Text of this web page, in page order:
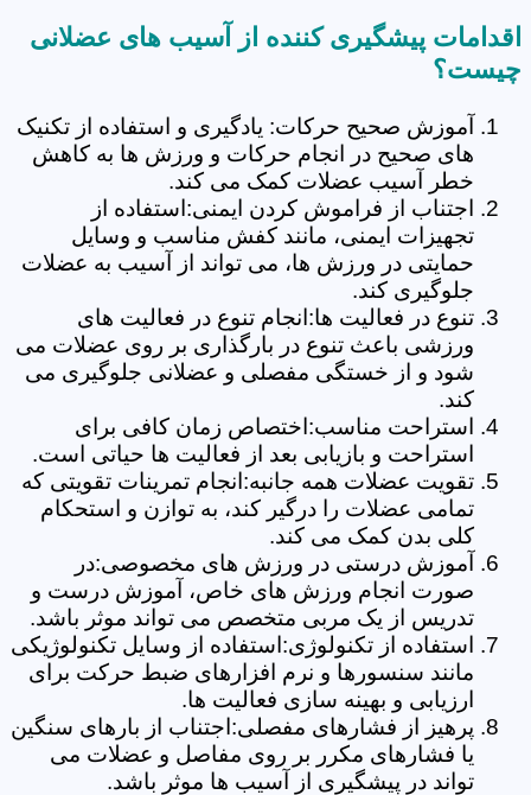
اقدامات پیشگیری کننده از آسیب های عضلانی
چیست؟
آموزش صحیح حرکات: یادگیری و استفاده از تکنیک
های صحیح در انجام حرکات و ورزش ها به کاهش
خطر آسیب عضلات کمک می کند.
اجتناب از فراموش کردن ایمنی:استفاده از
تجهیزات ایمنی، مانند کفش مناسب و وسایل
حمایتی در ورزش ها، می تواند از آسیب به عضلات
جلوگیری کند.
تنوع در فعالیت ها:انجام تنوع در فعالیت های
ورزشی باعث تنوع در بارگذاری بر روی عضلات می
شود و از خستگی مفصلی و عضلانی جلوگیری می
کند.
استراحت مناسب:اختصاص زمان کافی برای
استراحت و بازیابی بعد از فعالیت ها حیاتی است.
تقویت عضلات همه جانبه:انجام تمرینات تقویتی که
تمامی عضلات را درگیر کند، به توازن و استحکام
کلی بدن کمک می کند.
آموزش درستی در ورزش های مخصوصی:در
صورت انجام ورزش های خاص، آموزش درست و
تدریس از یک مربی متخصص می تواند موثر باشد.
استفاده از تکنولوژی:استفاده از وسایل تکنولوژیکی
مانند سنسورها و نرم افزارهای ضبط حرکت برای
ارزیابی و بهینه سازی فعالیت ها.
پرهیز از فشارهای مفصلی:اجتناب از بارهای سنگین
یا فشارهای مکرر بر روی مفاصل و عضلات می
تواند در پیشگیری از آسیب ها موثر باشد.